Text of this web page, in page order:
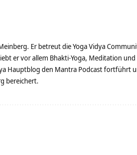
Er betreut die Yoga Vidya
er vor allem Bhakti-Yoga, Meditation
Hauptblog den Mantra Podcast fortführt
bereichert.